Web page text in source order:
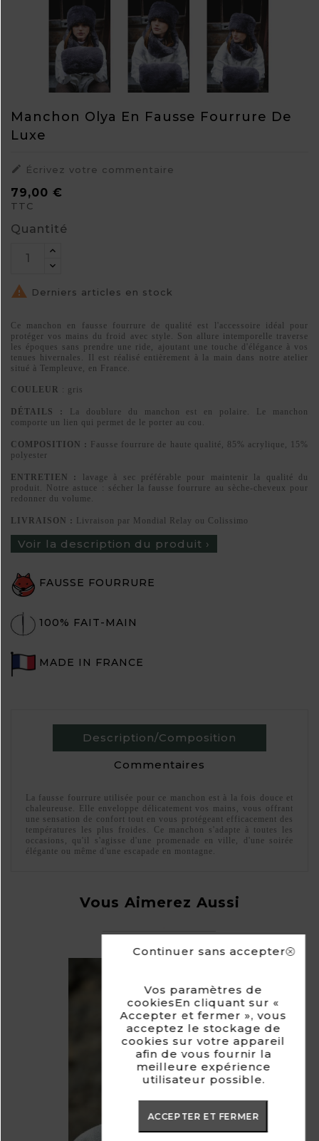
Continuer sans accepter
Vos paramètres de
cookiesEn cliquant sur «
Accepter et fermer », vous
acceptez le stockage de
cookies sur votre appareil
afin de vous fournir la
meilleure expérience
utilisateur possible.
ACCEPTER ET FERMER
Manchon Olya En Fausse Fourrure De
Luxe
 Écrivez votre commentaire
79,00 €
TTC
Quantité
 Derniers articles en stock
Ce manchon en fausse fourrure de qualité est l'accessoire idéal pour
protéger vos mains du froid avec style. Son allure intemporelle traverse
les époques sans prendre une ride, ajoutant une touche d'élégance à vos
tenues hivernales. Il est réalisé entièrement à la main dans notre atelier
situé à Templeuve, en France.
COULEUR : gris
DÉTAILS :
La doublure du manchon est en polaire. Le manchon
comporte un lien qui permet de le porter au cou.
COMPOSITION :
Fausse fourrure de haute qualité, 85% acrylique, 15%
polyester
ENTRETIEN :
lavage à sec préférable pour maintenir la qualité du
produit. Notre astuce : sécher la fausse fourrure au sèche-cheveux pour
redonner du volume.
LIVRAISON : Livraison par Mondial Relay ou Colissimo
Voir la description du produit ›
FAUSSE FOURRURE
100% FAIT-MAIN
MADE IN FRANCE
Description/Composition
Commentaires
La fausse fourrure utilisée pour ce manchon est à la fois douce et
chaleureuse. Elle enveloppe délicatement vos mains, vous offrant
une sensation de confort tout en vous protégeant efficacement des
températures les plus froides. Ce manchon s'adapte à toutes les
occasions, qu'il s'agisse d'une promenade en ville, d'une soirée
élégante ou même d'une escapade en montagne.
Vous Aimerez Aussi